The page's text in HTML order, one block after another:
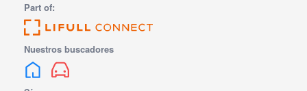
Part of:
Nuestros buscadores